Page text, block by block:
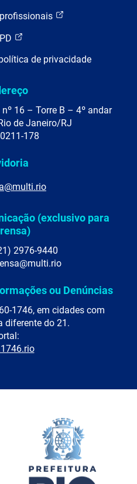
de privacidade
16 – Torre B – 4º andar
de Janeiro/RJ
178
(exclusivo para
2976-9440
ou Denúncias
1746, em cidades com
diferente do 21.